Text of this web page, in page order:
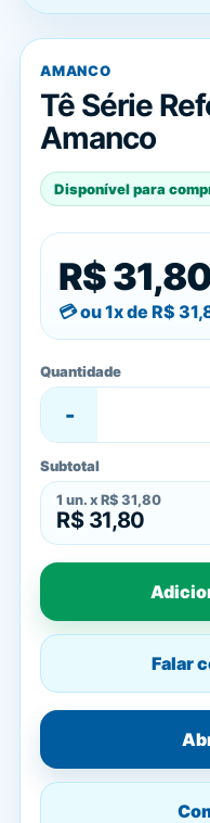
AMANCO
Tê Série
Amanco
Disponível para
R$
ou 1x de R$
Quantidade
-
Subtotal
1 un. x R$ 31,80
R$ 31,80
Falar